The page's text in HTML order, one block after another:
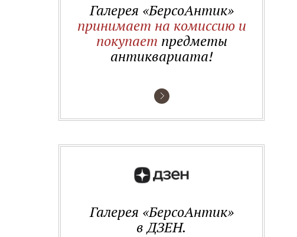
Галерея «БерсоАнтик»
принимает на комиссию и
покупает предметы
антиквариата!
Галерея «БерсоАнтик»
в ДЗЕН.